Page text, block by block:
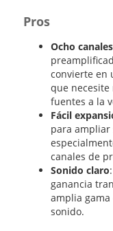
Pros
Ocho canales
convierte en
que
fuentes a la
Fácil
para ampliar
canales de
Sonido claro
ganancia
amplia
sonido.